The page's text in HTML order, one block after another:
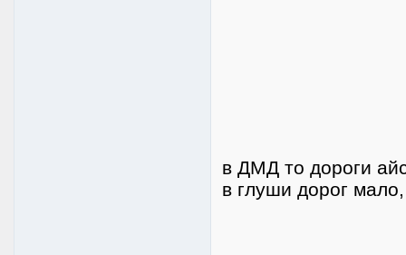
в ДМД то дороги
в глуши дорог